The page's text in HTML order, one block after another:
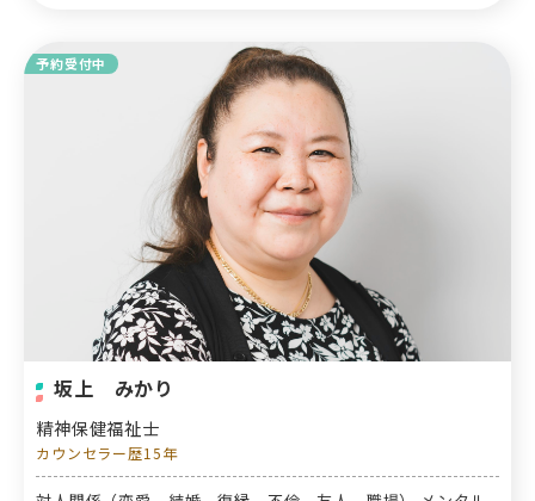
予約受付中
坂上 みかり
精神保健福祉士
カウンセラー歴15年